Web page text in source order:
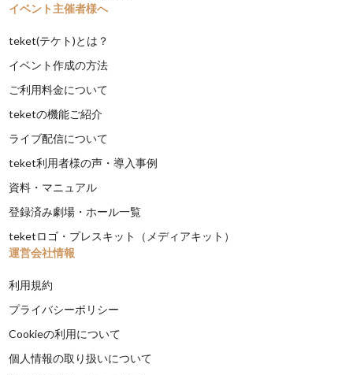
イベント主催者様へ
teket(テケト)とは？
イベント作成の方法
ご利用料金について
teketの機能ご紹介
ライブ配信について
teket利用者様の声・導入事例
資料・マニュアル
登録済み劇場・ホール一覧
teketロゴ・プレスキット（メディアキット）
運営会社情報
利用規約
プライバシーポリシー
Cookieの利用について
個人情報の取り扱いについて